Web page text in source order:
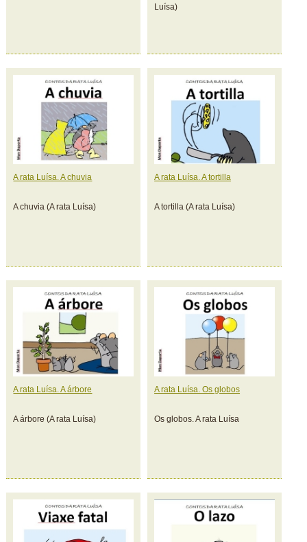
Luísa)
A rata Luísa. A chuvia
A chuvia (A rata Luísa)
A rata Luísa. A tortilla
A tortilla (A rata Luísa)
A rata Luísa. A árbore
A árbore (A rata Luísa)
A rata Luísa. Os globos
Os globos. A rata Luísa